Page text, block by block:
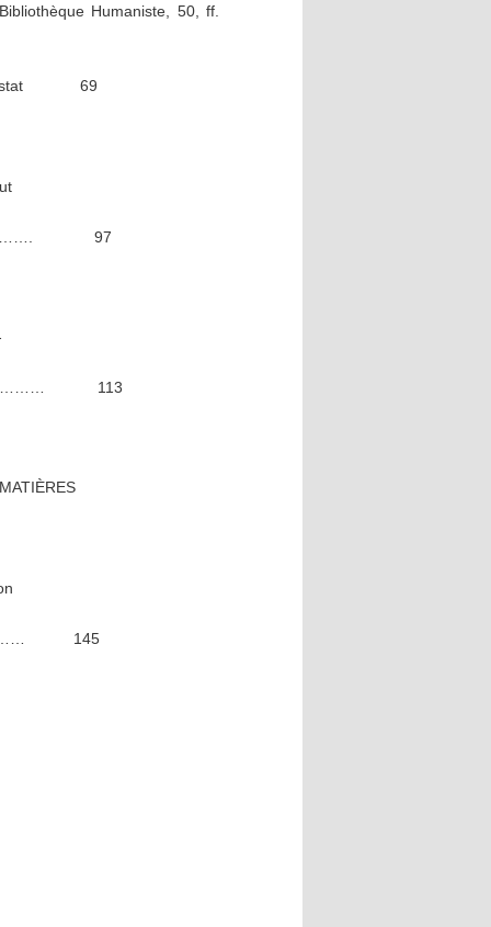
Humaniste, 50, ff.
Sélestat 69
97
113
145